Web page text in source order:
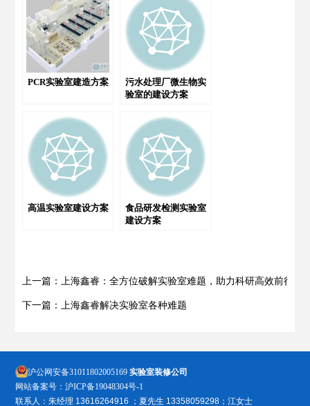
PCR实验室建造方案
污水处理厂微生物实
验室的建设方案
高温实验室建设方案
食品研发检测实验室
建设方案
上一篇：上海鑫睿：全方位破解实验室难题，助力科研高效前行
下一篇：上海鑫睿解决实验室各种难题
沪公网安备31011802005169 实验室装修公司
网站备案号：沪ICP备19048304号-1
联系人：朱经理 13616264916 ；夏先生 13358059298；江女士